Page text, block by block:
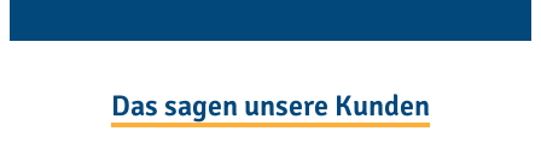
Das sagen unsere Kunden